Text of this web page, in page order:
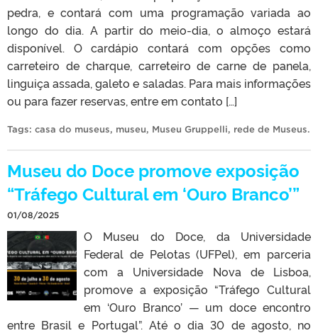
pedra, e contará com uma programação variada ao
longo do dia. A partir do meio-dia, o almoço estará
disponível. O cardápio contará com opções como
carreteiro de charque, carreteiro de carne de panela,
linguiça assada, galeto e saladas. Para mais informações
ou para fazer reservas, entre em contato […]
Tags: casa do museus, museu, Museu Gruppelli, rede de Museus.
Museu do Doce promove exposição
“Tráfego Cultural em ‘Ouro Branco’”
01/08/2025
O Museu do Doce, da Universidade
Federal de Pelotas (UFPel), em parceria
com a Universidade Nova de Lisboa,
promove a exposição “Tráfego Cultural
em ‘Ouro Branco’ — um doce encontro
entre Brasil e Portugal”. Até o dia 30 de agosto, no